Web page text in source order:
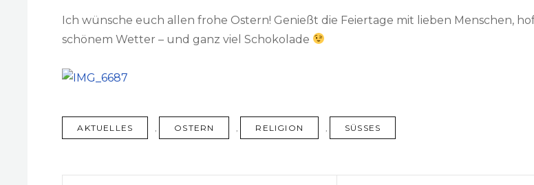
Ich wünsche euch allen frohe Ostern! Genießt die Feiertage mit lieben Menschen,
schönem Wetter – und ganz viel Schokolade
TAGSAKTUELLES OSTERN RELIGION SÜSSES